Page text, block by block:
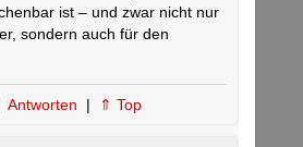
ist – und zwar nicht nur
sondern auch für den
Antworten | ⇑ Top